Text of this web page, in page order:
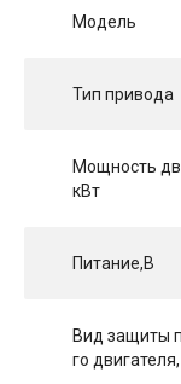
Модель
Тип привода
Мощность
кВт
Питание,В
Вид защиты
го двигателя,